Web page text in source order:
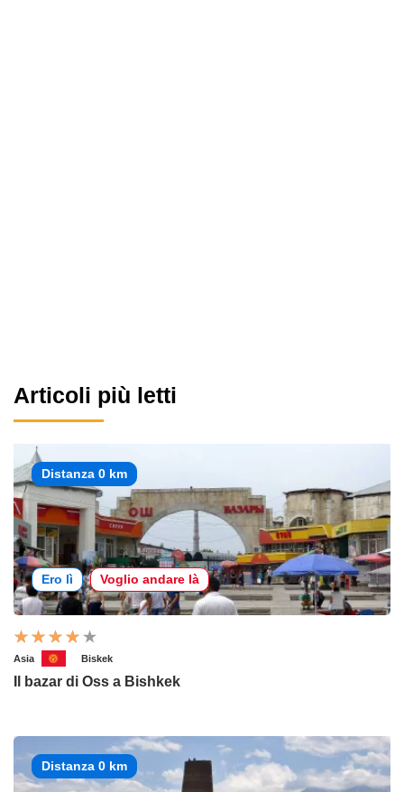
Articoli più letti
Distanza 0 km
Ero lì Voglio andare là
Asia Biskek
Il bazar di Oss a Bishkek
Distanza 0 km